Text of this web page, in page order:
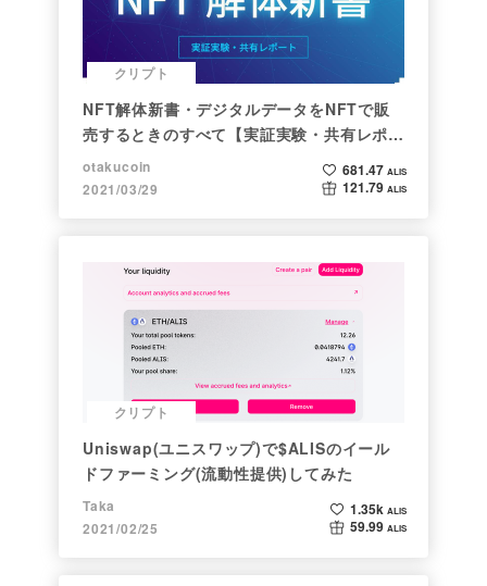
クリプト
NFT解体新書・デジタルデータをNFTで販
売するときのすべて【実証実験・共有レポー
ト】
otakucoin
2021/03/29
681.47 ALIS
121.79 ALIS
クリプト
Uniswap(ユニスワップ)で$ALISのイール
ドファーミング(流動性提供)してみた
Taka
2021/02/25
1.35k ALIS
59.99 ALIS